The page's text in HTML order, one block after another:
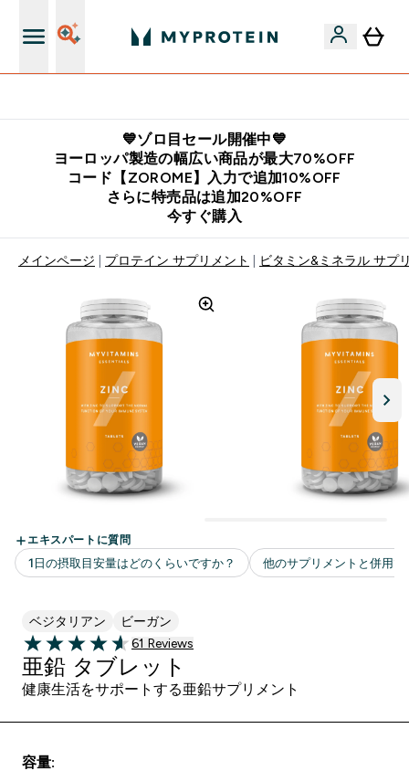
💙ゾロ目セール開催中💙
ヨーロッパ製造の幅広い商品が最大70%OFF
コード【ZOROME】入力で追加10%OFF
さらに特売品は追加20%OFF
今すぐ購入
メインページ プロテイン サプリメント ビタミン&ミネラル サプ
ベジタリアン ビーガン
4.59 out of 5 stars
61 ＋件の口コミ
61 Reviews
亜鉛 タブレット
健康生活をサポートする亜鉛サプリメント
容量: